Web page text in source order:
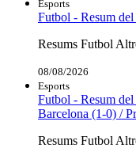
Esports
Futbol - Resum
Resums Futbol
08/08/2026
Esports
Futbol - Resum
Barcelona (1-0) /
Resums Futbol